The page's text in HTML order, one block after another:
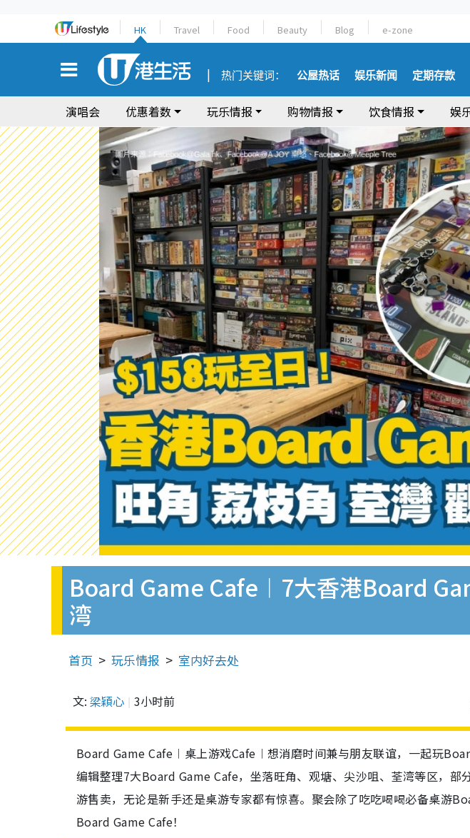
HK Travel Food Beauty Blog e-zone
热门关键词： 公屋热话 娱乐新闻 定期存款
演唱会 优惠着数 玩乐情报 购物情报 饮食情报 娱
Board Game Cafe︱7大香港Board
湾
首页 玩乐情报 室内好去处
文: 梁穎心 3小时前
Board Game Cafe︱桌上游戏Cafe︱想消磨时间兼与朋友联谊，一起玩
编辑整理7大Board Game Cafe，坐落旺角、观塘、尖沙咀、荃湾等区，部
游售卖，无论是新手还是桌游专家都有惊喜。聚会除了吃吃喝喝必备桌游
Board Game Cafe！